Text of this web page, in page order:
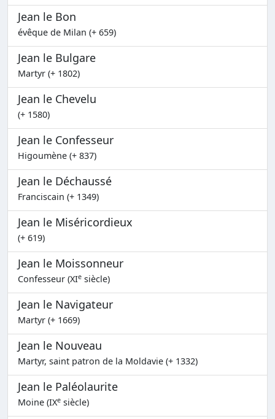
Jean le Bon
évêque de Milan (+ 659)
Jean le Bulgare
Martyr (+ 1802)
Jean le Chevelu
(+ 1580)
Jean le Confesseur
Higoumène (+ 837)
Jean le Déchaussé
Franciscain (+ 1349)
Jean le Miséricordieux
(+ 619)
Jean le Moissonneur
Confesseur (XIe siècle)
Jean le Navigateur
Martyr (+ 1669)
Jean le Nouveau
Martyr, saint patron de la Moldavie (+ 1332)
Jean le Paléolaurite
Moine (IXe siècle)